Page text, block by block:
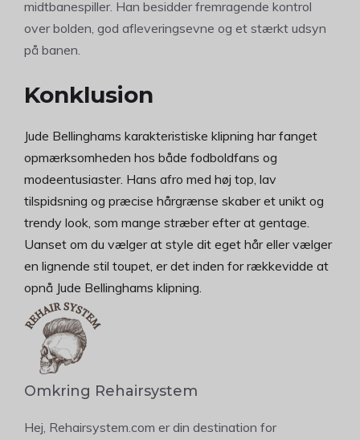
midtbanespiller. Han besidder fremragende kontrol
over bolden, god afleveringsevne og et stærkt udsyn
på banen.
Konklusion
Jude Bellinghams karakteristiske klipning har fanget
opmærksomheden hos både fodboldfans og
modeentusiaster. Hans afro med høj top, lav
tilspidsning og præcise hårgrænse skaber et unikt og
trendy look, som mange stræber efter at gentage.
Uanset om du vælger at style dit eget hår eller vælger
en lignende stil toupet, er det inden for rækkevidde at
opnå Jude Bellinghams klipning.
Omkring Rehairsystem
Hej, Rehairsystem.com er din destination for